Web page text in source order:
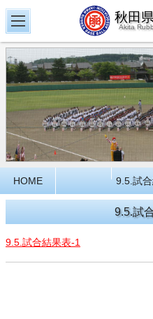
秋田
Akita
HOME 9.5.試
9.5.試
9.5.試合結果表-1